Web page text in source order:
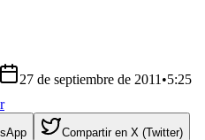
27 de septiembre de 2011 •5:25
Compartir en X (Twitter)